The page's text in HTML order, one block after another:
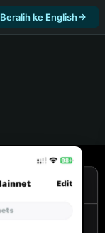
Beralih ke English